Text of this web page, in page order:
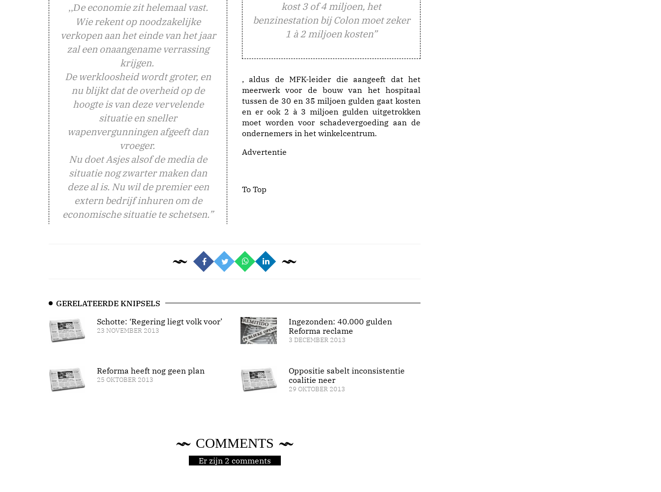
,,De economie zit helemaal vast.
Wie rekent op noodzakelijke
verkopen aan het einde van het jaar
zal een onaangename verrassing
krijgen.
De werkloosheid wordt groter, en
nu blijkt dat de overheid op de
hoogte is van deze vervelende
situatie en sneller
wapenvergunningen afgeeft dan
vroeger.
Nu doet Asjes alsof de media de
situatie nog zwarter maken dan
deze al is. Nu wil de premier een
extern bedrijf inhuren om de
economische situatie te schetsen.”
kost 3 of 4 miljoen, het
benzinestation bij Colon moet zeker
1 à 2 miljoen kosten”
, aldus de MFK-leider die aangeeft dat het
meerwerk voor de bouw van het hospitaal
tussen de 30 en 35 miljoen gulden gaat kosten
en er ook 2 à 3 miljoen gulden uitgetrokken
moet worden voor schadevergoeding aan de
ondernemers in het winkelcentrum.
Advertentie
To Top
GERELATEERDE KNIPSELS
Schotte: ‘Regering liegt volk voor’
23 NOVEMBER 2013
Reforma heeft nog geen plan
25 OKTOBER 2013
Ingezonden: 40.000 gulden
Reforma reclame
3 DECEMBER 2013
Oppositie sabelt inconsistentie
coalitie neer
29 OKTOBER 2013
COMMENTS
Er zijn 2 comments